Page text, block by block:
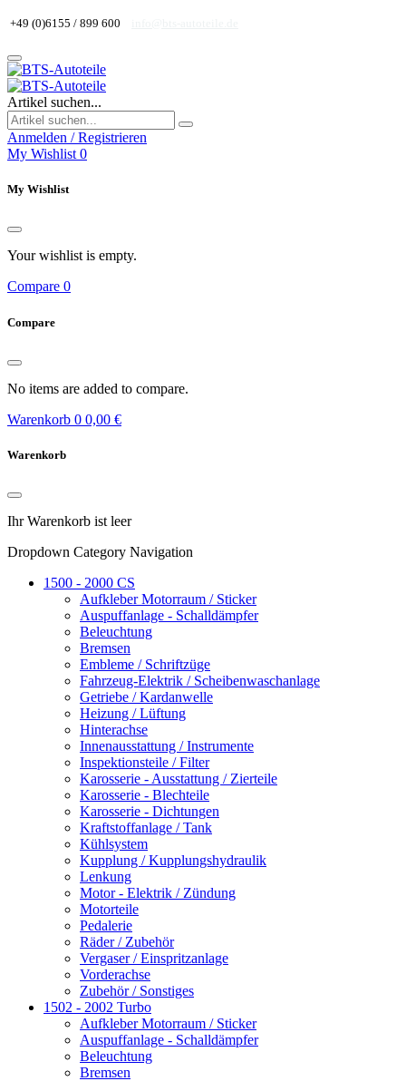
+49 (0)6155 / 899 600
Artikel suchen...
Anmelden / Registrieren
My Wishlist 0
My Wishlist
Your wishlist is empty.
Compare 0
Compare
No items are added to compare.
Warenkorb 0 0,00 €
Warenkorb
Ihr Warenkorb ist leer
Dropdown Category Navigation
1500 - 2000 CS
Aufkleber Motorraum / Sticker
Auspuffanlage - Schalldämpfer
Beleuchtung
Bremsen
Embleme / Schriftzüge
Fahrzeug-Elektrik / Scheibenwaschanlage
Getriebe / Kardanwelle
Heizung / Lüftung
Hinterachse
Innenausstattung / Instrumente
Inspektionsteile / Filter
Karosserie - Ausstattung / Zierteile
Karosserie - Blechteile
Karosserie - Dichtungen
Kraftstoffanlage / Tank
Kühlsystem
Kupplung / Kupplungshydraulik
Lenkung
Motor - Elektrik / Zündung
Motorteile
Pedalerie
Räder / Zubehör
Vergaser / Einspritzanlage
Vorderachse
Zubehör / Sonstiges
1502 - 2002 Turbo
Aufkleber Motorraum / Sticker
Auspuffanlage - Schalldämpfer
Beleuchtung
Bremsen